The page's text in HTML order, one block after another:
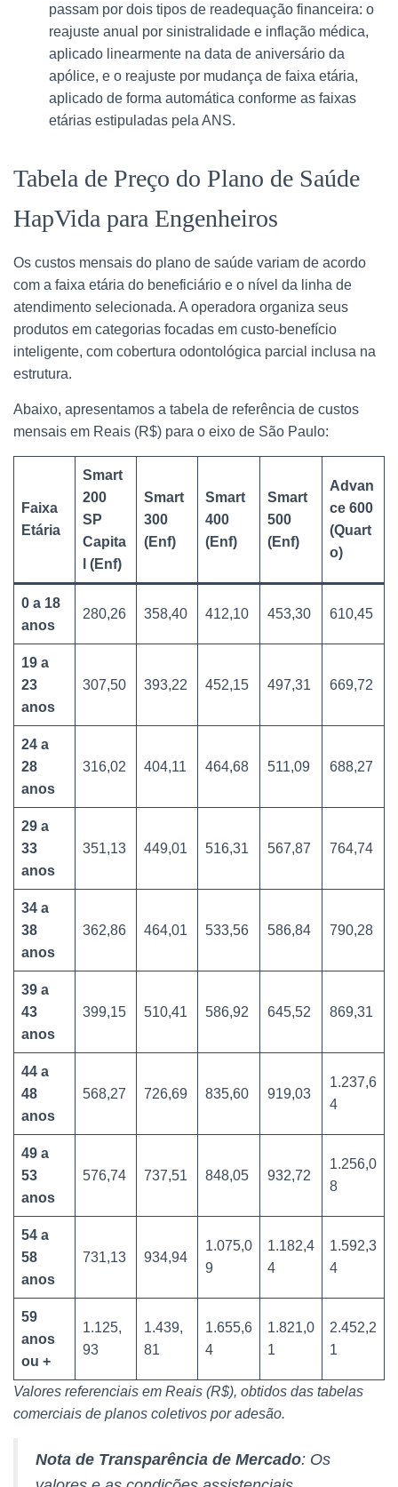
passam por dois tipos de readequação financeira: o
reajuste anual por sinistralidade e inflação médica,
aplicado linearmente na data de aniversário da
apólice, e o reajuste por mudança de faixa etária,
aplicado de forma automática conforme as faixas
etárias estipuladas pela ANS.
Tabela de Preço do Plano de Saúde
HapVida para Engenheiros
Os custos mensais do plano de saúde variam de acordo
com a faixa etária do beneficiário e o nível da linha de
atendimento selecionada. A operadora organiza seus
produtos em categorias focadas em custo-benefício
inteligente, com cobertura odontológica parcial inclusa na
estrutura.
Abaixo, apresentamos a tabela de referência de custos
mensais em Reais (R$) para o eixo de São Paulo:
Faixa
Etária
Smart
200
SP
Capita
l (Enf)
Smart
300
(Enf)
Smart
400
(Enf)
Smart
500
(Enf)
Advan
ce 600
(Quart
o)
0 a 18
anos
280,26 358,40 412,10 453,30 610,45
19 a
23
anos
307,50 393,22 452,15 497,31 669,72
24 a
28
anos
316,02 404,11 464,68 511,09 688,27
29 a
33
anos
351,13 449,01 516,31 567,87 764,74
34 a
38
anos
362,86 464,01 533,56 586,84 790,28
39 a
43
anos
399,15 510,41 586,92 645,52 869,31
44 a
48
anos
568,27 726,69 835,60 919,03
1.237,6
4
49 a
53
anos
576,74 737,51 848,05 932,72
1.256,0
8
54 a
58
anos
731,13 934,94
1.075,0
9
1.182,4
4
1.592,3
4
59
anos
ou +
1.125,
93
1.439,
81
1.655,6
4
1.821,0
1
2.452,2
1
Valores referenciais em Reais (R$), obtidos das tabelas
comerciais de planos coletivos por adesão.
Nota de Transparência de Mercado: Os